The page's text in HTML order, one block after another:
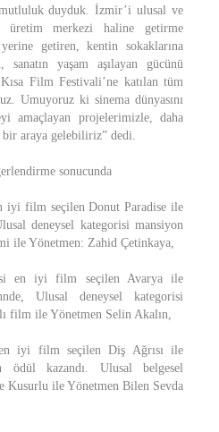
duyduk. İzmir’i ulusal ve
üretim merkezi haline getirme
getiren, kentin sokaklarına
sanatın yaşam aşılayan gücünü
Film Festivali’ne katılan tüm
Umuyoruz ki sinema dünyasını
amaçlayan projelerimizle, daha
araya gelebiliriz” dedi.
sonucunda
iyi film seçilen Donut Paradise ile
deneysel kategorisi mansiyon
ile Yönetmen: Zahid Çetinkaya,
en iyi film seçilen Avarya ile
Ulusal deneysel kategorisi
film ile Yönetmen Selin Akalın,
iyi film seçilen Diş Ağrısı ile
ödül kazandı. Ulusal belgesel
Kusurlu ile Yönetmen Bilen Sevda